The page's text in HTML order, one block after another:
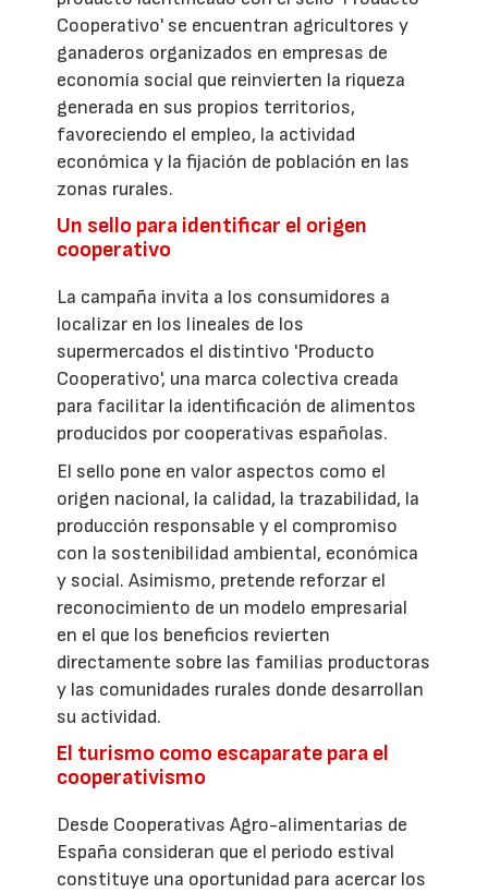
Cooperativo' se encuentran agricultores y
ganaderos organizados en empresas de
economía social que reinvierten la riqueza
generada en sus propios territorios,
favoreciendo el empleo, la actividad
económica y la fijación de población en las
zonas rurales.
Un sello para identificar el origen
cooperativo
La campaña invita a los consumidores a
localizar en los lineales de los
supermercados el distintivo 'Producto
Cooperativo', una marca colectiva creada
para facilitar la identificación de alimentos
producidos por cooperativas españolas.
El sello pone en valor aspectos como el
origen nacional, la calidad, la trazabilidad, la
producción responsable y el compromiso
con la sostenibilidad ambiental, económica
y social. Asimismo, pretende reforzar el
reconocimiento de un modelo empresarial
en el que los beneficios revierten
directamente sobre las familias productoras
y las comunidades rurales donde desarrollan
su actividad.
El turismo como escaparate para el
cooperativismo
Desde Cooperativas Agro-alimentarias de
España consideran que el periodo estival
constituye una oportunidad para acercar los